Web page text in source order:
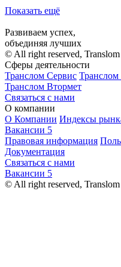
Показать ещё
Развиваем успех,
объединяя лучших
© All right reserved,
Сферы деятельности
Транслом Сервис
Транслом Втормет
Связаться с нами
О компании
О Компании Индексы
Вакансии 5
Правовая информация
Документация
Связаться с нами
Вакансии 5
© All right reserved, Translom